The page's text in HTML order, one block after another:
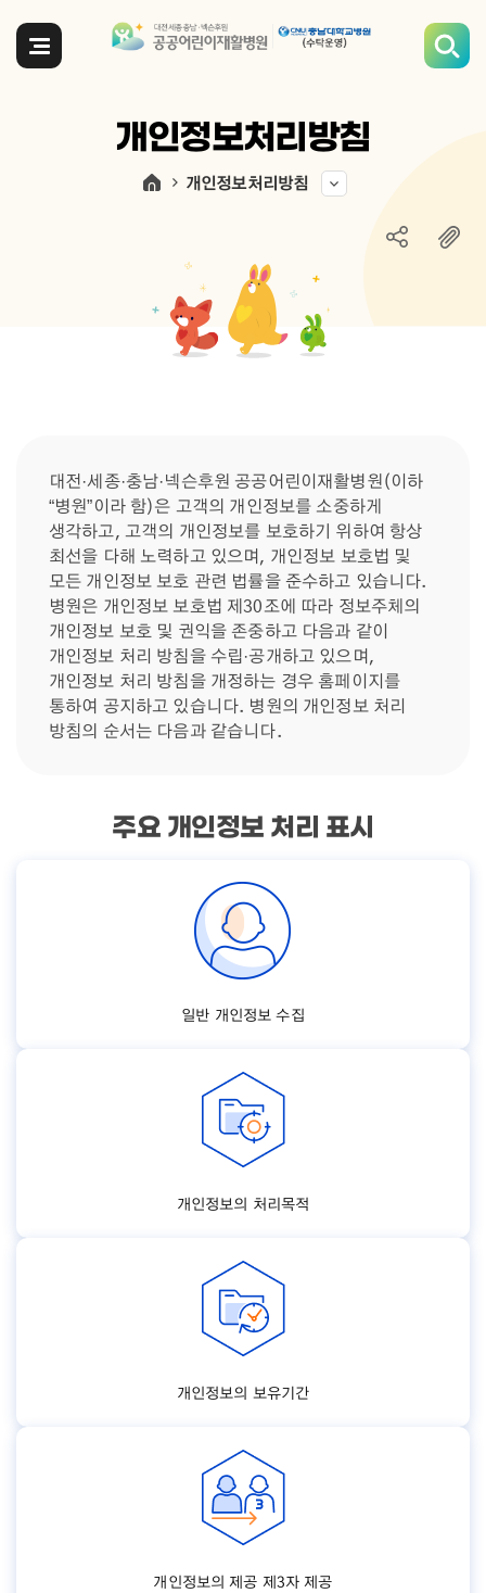
전체메뉴
개인정보처리방침
개인정보처리방침
대전·세종·충남·넥슨후원 공공어린이재활병원(이하
“병원”이라 함)은 고객의 개인정보를 소중하게
생각하고, 고객의 개인정보를 보호하기 위하여 항상
최선을 다해 노력하고 있으며, 개인정보 보호법 및
모든 개인정보 보호 관련 법률을 준수하고 있습니다.
병원은 개인정보 보호법 제30조에 따라 정보주체의
개인정보 보호 및 권익을 존중하고 다음과 같이
개인정보 처리 방침을 수립·공개하고 있으며,
개인정보 처리 방침을 개정하는 경우 홈페이지를
통하여 공지하고 있습니다. 병원의 개인정보 처리
방침의 순서는 다음과 같습니다.
주요 개인정보 처리 표시
일반 개인정보 수집
개인정보의 처리목적
개인정보의 보유기간
개인정보의 제공 제3자 제공